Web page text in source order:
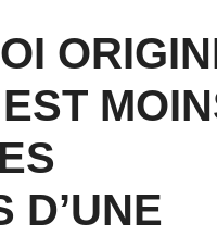
D’UNE